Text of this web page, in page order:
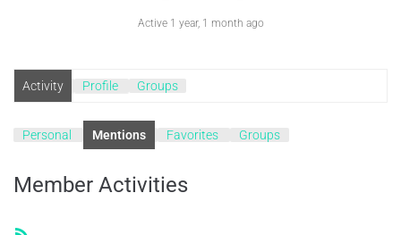
Active 1 year, 1 month ago
Activity Profile Groups
Personal Mentions Favorites Groups
Member Activities